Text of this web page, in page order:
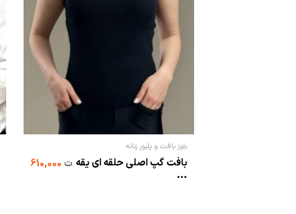
بلوز بافت و پلیور زنانه
بافت گپ اصلی حلقه ای یقه
...
ت